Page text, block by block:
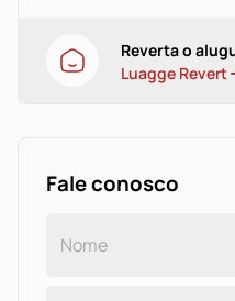
Reverta o
Luagge Revert
Fale conosco